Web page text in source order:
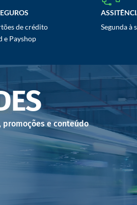
de crédito
e Payshop
Segunda à
e conteúdo